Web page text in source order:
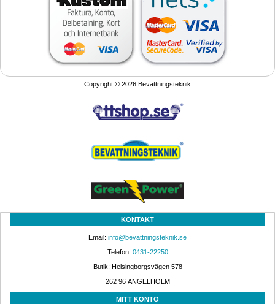
Copyright © 2026 Bevattningsteknik
KONTAKT
Email: info@bevattningsteknik.se
Telefon: 0431-22250
Butik: Helsingborgsvägen 578
262 96 ÄNGELHOLM
MITT KONTO